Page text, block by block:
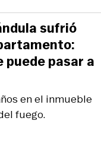
en el inmueble
fuego.
sufrió
puede pasar a